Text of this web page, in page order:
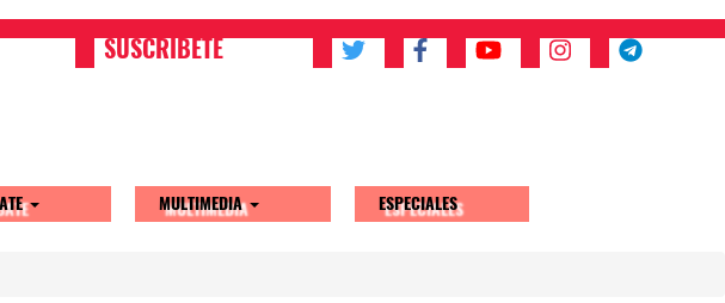
SUSCRIBETE
MULTIMEDIA ESPECIALES